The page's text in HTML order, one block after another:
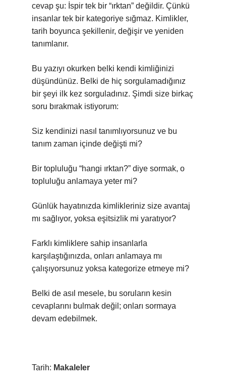
cevap şu: İspir tek bir “ırktan” değildir. Çünkü
insanlar tek bir kategoriye sığmaz. Kimlikler,
tarih boyunca şekillenir, değişir ve yeniden
tanımlanır.
Bu yazıyı okurken belki kendi kimliğinizi
düşündünüz. Belki de hiç sorgulamadığınız
bir şeyi ilk kez sorguladınız. Şimdi size birkaç
soru bırakmak istiyorum:
Siz kendinizi nasıl tanımlıyorsunuz ve bu
tanım zaman içinde değişti mi?
Bir topluluğu “hangi ırktan?” diye sormak, o
topluluğu anlamaya yeter mi?
Günlük hayatınızda kimlikleriniz size avantaj
mı sağlıyor, yoksa eşitsizlik mi yaratıyor?
Farklı kimliklere sahip insanlarla
karşılaştığınızda, onları anlamaya mı
çalışıyorsunuz yoksa kategorize etmeye mi?
Belki de asıl mesele, bu soruların kesin
cevaplarını bulmak değil; onları sormaya
devam edebilmek.
Tarih: Makaleler